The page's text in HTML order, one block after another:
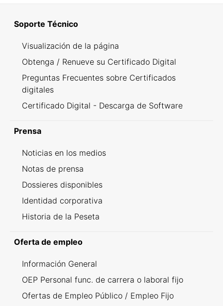
Soporte Técnico
Visualización de la página
Obtenga / Renueve su Certificado Digital
Preguntas Frecuentes sobre Certificados
digitales
Certificado Digital - Descarga de Software
Prensa
Noticias en los medios
Notas de prensa
Dossieres disponibles
Identidad corporativa
Historia de la Peseta
Oferta de empleo
Información General
OEP Personal func. de carrera o laboral fijo
Ofertas de Empleo Público / Empleo Fijo